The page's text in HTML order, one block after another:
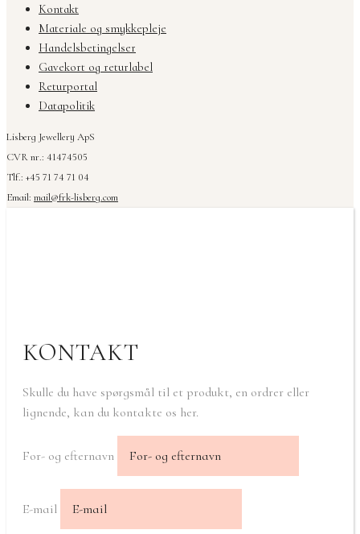
Kontakt
Materiale og smykkepleje
Handelsbetingelser
Gavekort og returlabel
Returportal
Datapolitik
Lisberg Jewellery ApS
CVR nr.: 41474505
Tlf.: +45 71 74 71 04
Email: mail@frk-lisberg.com
KONTAKT
Skulle du have spørgsmål til et produkt, en ordrer eller
lignende, kan du kontakte os her.
For- og efternavn
E-mail